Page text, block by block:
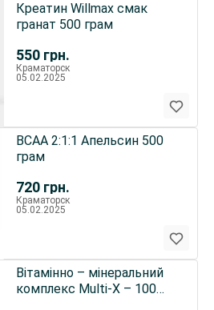
550 грн.
Креатин Willmax смак
гранат 500 грам
Краматорск
05.02.2025
720 грн.
BCAA 2:1:1 Апельсин 500
грам
Краматорск
05.02.2025
Вітамінно – мінеральний
комплекс Multi-X – 100